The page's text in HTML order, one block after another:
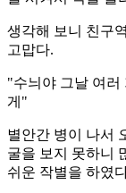
생각해 보니 친구
고맙다.
"수늬야 그날 여러
게"
별안간 병이 나서
굴을 보지 못하니
쉬운 작별을 하였